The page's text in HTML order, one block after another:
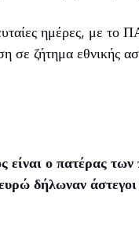
ημέρες, με το
σε ζήτημα εθνικής
ο πατέρας των
δήλωναν άστεγοι